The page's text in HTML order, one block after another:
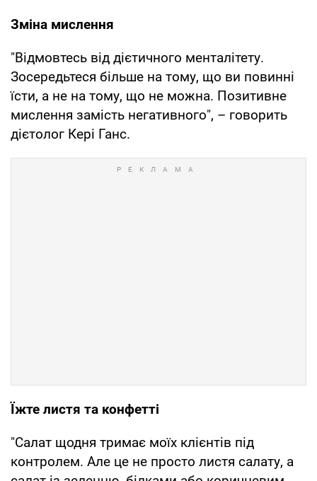
Зміна мислення
"Відмовтесь від дієтичного менталітету.
Зосередьтеся більше на тому, що ви повинні
їсти, а не на тому, що не можна. Позитивне
мислення замість негативного", – говорить
дієтолог Кері Ганс.
Їжте листя та конфетті
"Салат щодня тримає моїх клієнтів під
контролем. Але це не просто листя салату, а